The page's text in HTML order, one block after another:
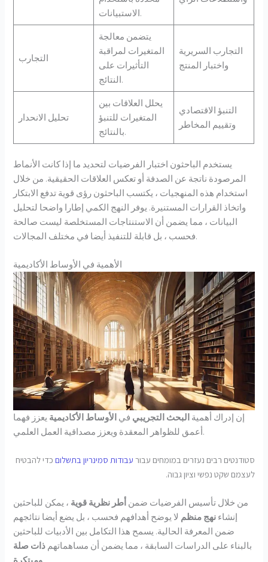
الاستبيانات.
التجارب
يتضمن معالجة
المتغيرات لمراقبة
التأثيرات على
النتائج.
التجارب السريرية
واختبار المنتج
تحليل الانحدار
يحلل العلاقات بين
المتغيرات للتنبؤ
بالنتائج.
التنبؤ الاقتصادي
وتقييم المخاطر
يستخدم الباحثون اختبار الفرضيات لتحديد ما إذا كانت الأنماط
المرصودة ناتجة عن الصدفة أو تعكس العلاقات الحقيقية. من خلال
استخدام هذه المنهجيات ، يكتسب الباحثون رؤى قوية تدفع الابتكار
واتخاذ القرارات المستنيرة. يوفر النهج الكمي إطارا واضحا لتحليل
البيانات ، مما يضمن أن الاستنتاجات المستخلصة ليست صالحة
فحسب ، بل قابلة للتنفيذ أيضا في مختلف المجالات.
الأهمية في الأوساط الأكاديمية
إن إدراك أهمية البحث التجريبي في الأوساط الأكاديمية يعزز فهما
أعمق للظواهر المعقدة ويعزز مصداقية العمل العلمي.
סטודנטים רבים נעזרים במומחים עבור עבודות סמינריון בתשלום כדי להבטיח
לעצמם שקט נפשי וציון גבוה.
من خلال تأسيس الفرضيات ضمن أطر نظرية قوية ، يمكن للباحثين
إنشاء نهج منظم لا يوضح أهدافهم فحسب ، بل يضع أيضا نتائجهم
ضمن المعرفة الحالية. يسمح هذا التكامل بين الأدبيات للباحثين
بالبناء على الدراسات السابقة ، مما يضمن أن مساهماتهم ذات صلة